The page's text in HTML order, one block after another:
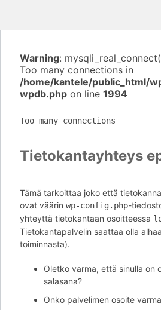
Warning:
Too many connections in
/home/kantele/public_html/
wpdb.php on line 1994
Too many connections
Tietokantayhteys
Tämä tarkoittaa joko että
ovat väärin wp-config.php-
yhteyttä tietokantaan osoitteessa
Tietokantapalvelin saattaa olla
toiminnasta).
Oletko varma, että sinulla on
salasana?
Onko palvelimen osoite